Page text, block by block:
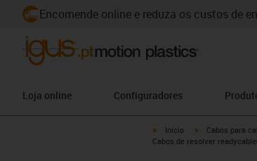
Encomende online e reduza os custos de
Loja online Configuradores
igus-icon-arrow-right
Início igus-icon-
Cabos para
Cabos de resolver